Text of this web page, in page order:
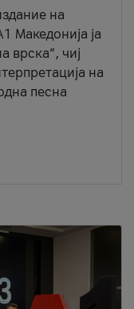
на
Македонија ја
врска“, чиј
на
песна